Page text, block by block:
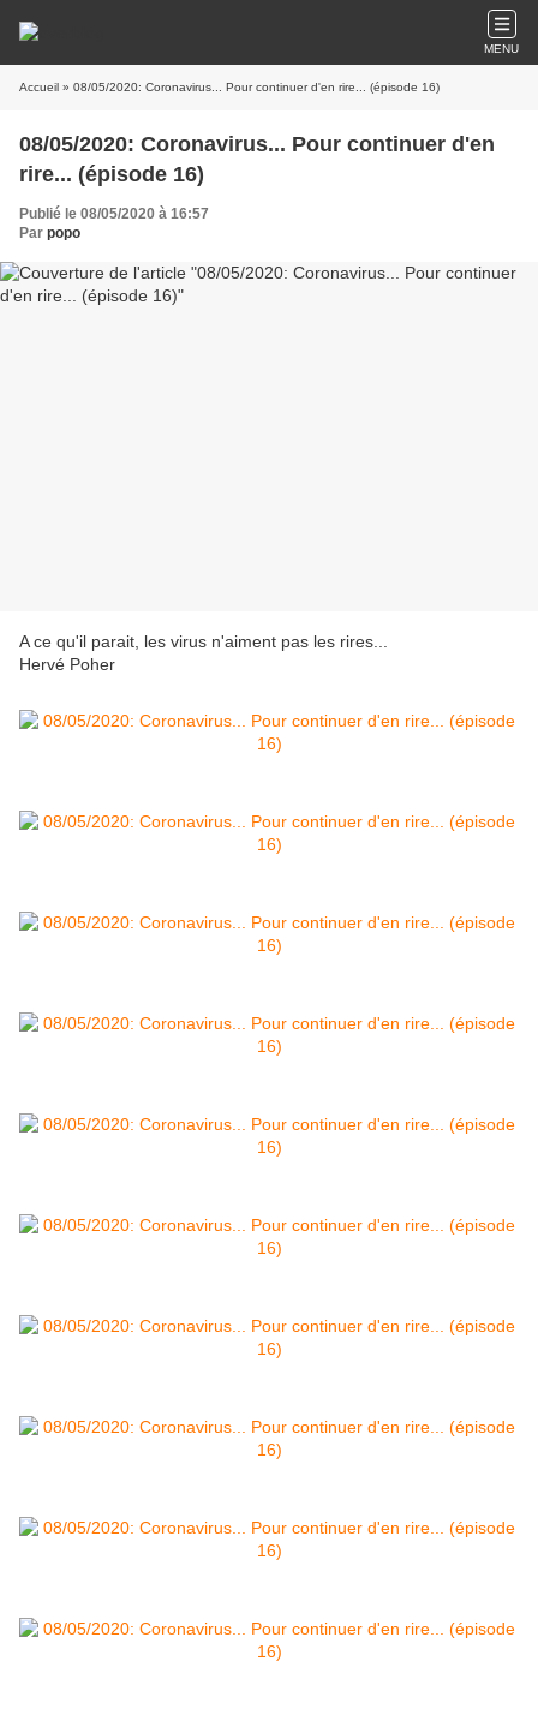
MENU
Accueil » 08/05/2020: Coronavirus... Pour continuer d'en rire... (épisode 16)
08/05/2020: Coronavirus... Pour continuer d'en
rire... (épisode 16)
Publié le 08/05/2020 à 16:57
Par popo
A ce qu'il parait, les virus n'aiment pas les rires...
Hervé Poher